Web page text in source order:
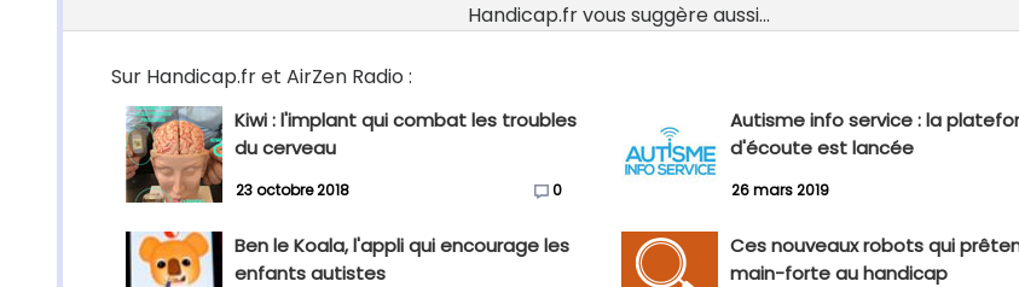
Handicap.fr vous suggère aussi...
Sur Handicap.fr et AirZen Radio :
Kiwi : l'implant qui combat les troubles
du cerveau
23 octobre 2018 0
Autisme info service : la
d'écoute est lancée
26 mars 2019
Ben le Koala, l'appli qui encourage les
enfants autistes
Ces nouveaux robots qui
main-forte au handicap